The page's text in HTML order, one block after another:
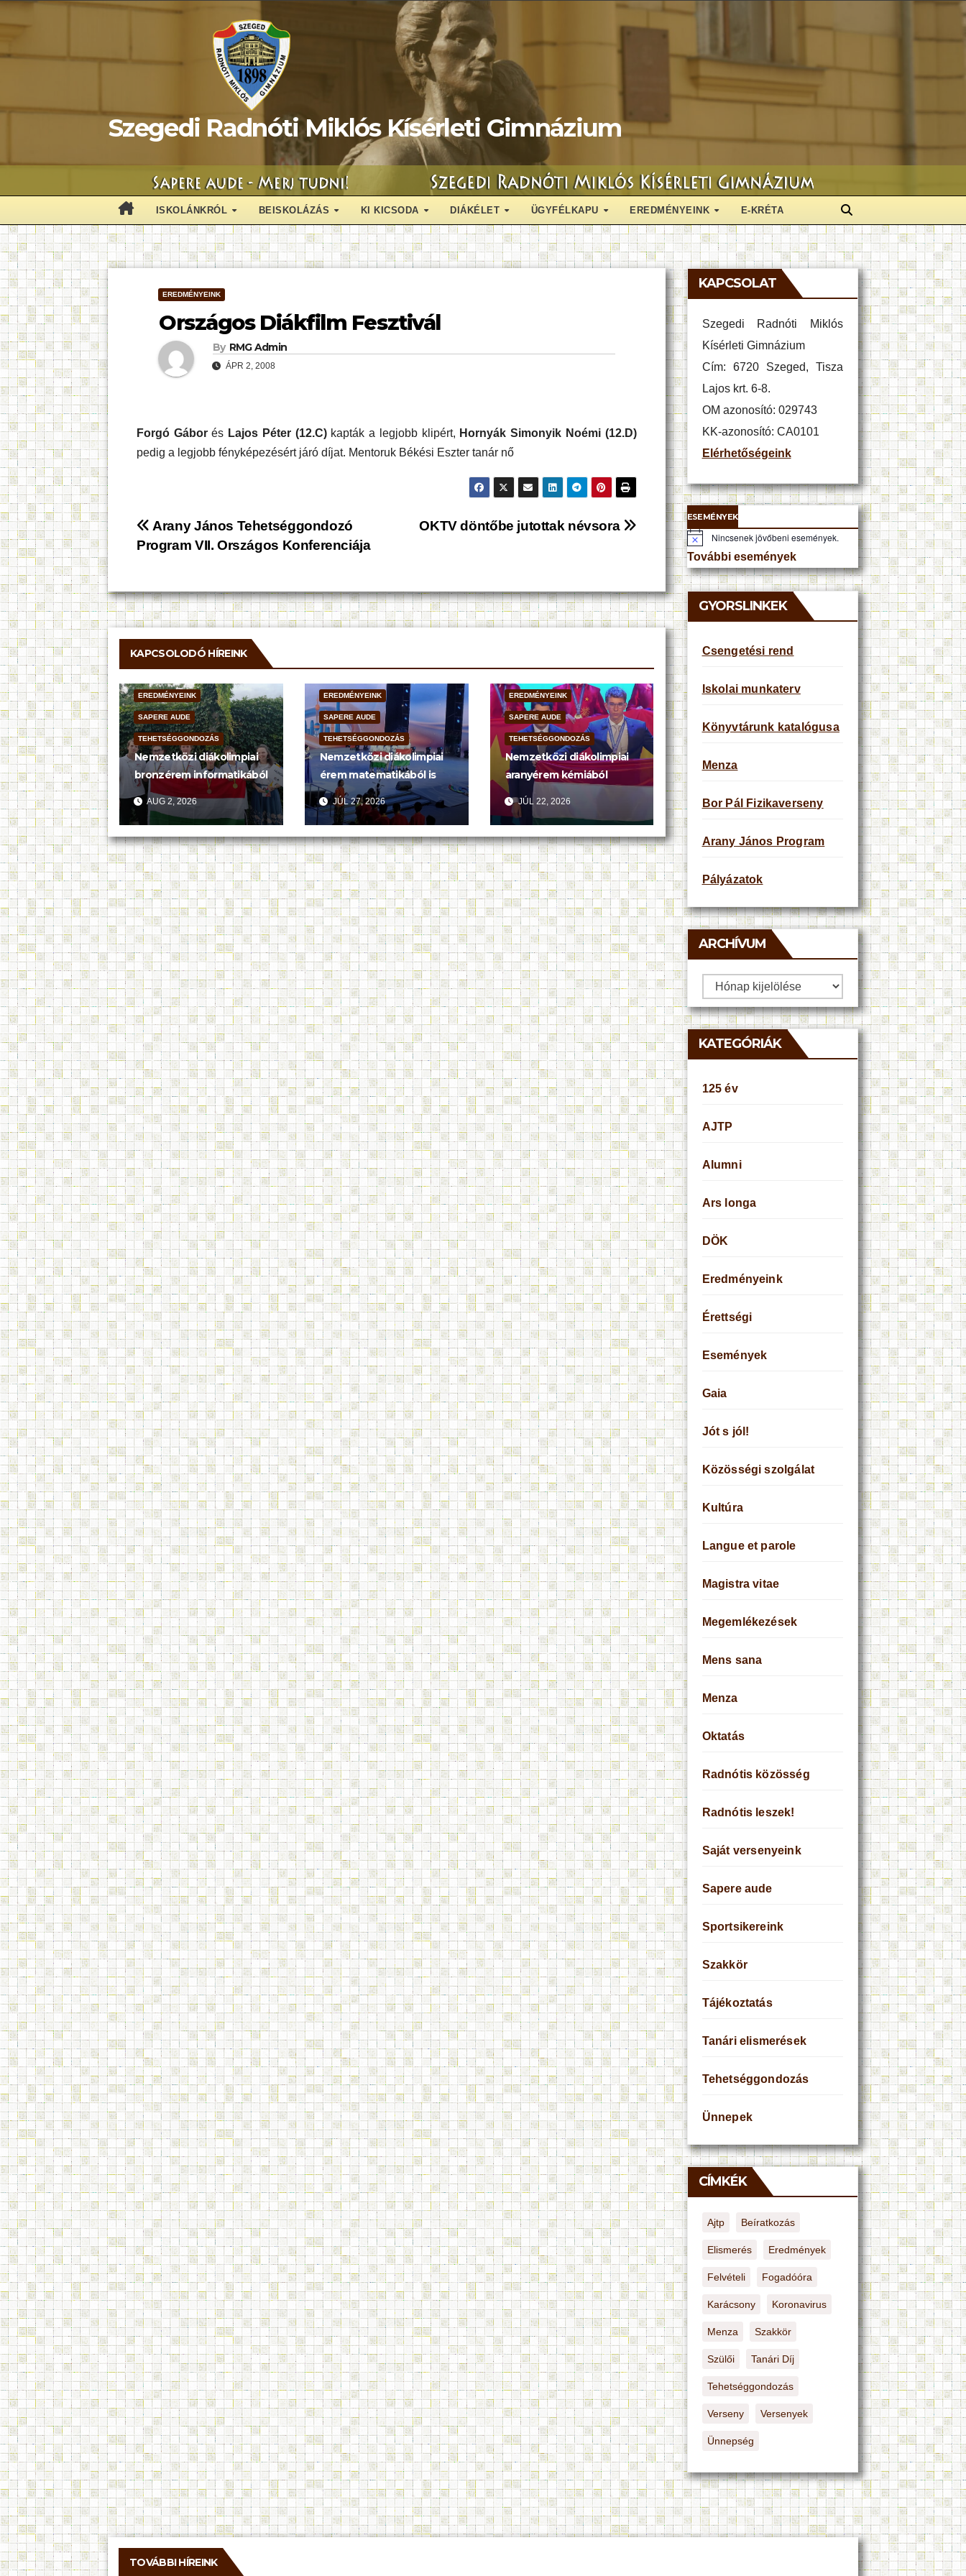
content
Szegedi Radnóti Miklós Kísérleti Gimnázium
ISKOLÁNKRÓL BEISKOLÁZÁS KI KICSODA DIÁKÉLET ÜGYFÉLKAPU EREDMÉNYEINK E-KRÉTA
EREDMÉNYEINK
Országos Diákfilm Fesztivál
By RMG Admin
ÁPR 2, 2008
Forgó Gáborés Lajos Péter (12.C)kapták a legjobb klipért, Hornyák Simonyik Noémi (12.D)
pedig a legjobb fényképezésért járó díjat. Mentoruk Békési Eszter tanár nő
Bejegyzés
navigáció
OKTV döntőbe jutottak névsora
Arany János Tehetséggondozó
Program VII. Országos Konferenciája
KAPCSOLODÓ HÍREINK
EREDMÉNYEINK
SAPERE AUDE
TEHETSÉGGONDOZÁS
Nemzetközi diákolimpiai
bronzérem informatikából
AUG 2, 2026
EREDMÉNYEINK
SAPERE AUDE
TEHETSÉGGONDOZÁS
Nemzetközi diákolimpiai
érem matematikából is
JÚL 27, 2026
EREDMÉNYEINK
SAPERE AUDE
TEHETSÉGGONDOZÁS
Nemzetközi diákolimpiai
aranyérem kémiából
JÚL 22, 2026
KAPCSOLAT
Szegedi Radnóti Miklós
Kísérleti Gimnázium
Cím: 6720 Szeged, Tisza
Lajos krt. 6-8.
OM azonosító: 029743
KK-azonosító: CA0101
Elérhetőségeink
ESEMÉNYEK
N
o
t
i
c
e
Nincsenek jövőbeni események.
További események
GYORSLINKEK
Csengetési rend
Iskolai munkaterv
Könyvtárunk katalógusa
Menza
Bor Pál Fizikaverseny
Arany János Program
Pályázatok
ARCHÍVUM
Archívum
KATEGÓRIÁK
125 év
AJTP
Alumni
Ars longa
DÖK
Eredményeink
Érettségi
Események
Gaia
Jót s jól!
Közösségi szolgálat
Kultúra
Langue et parole
Magistra vitae
Megemlékezések
Mens sana
Menza
Oktatás
Radnótis közösség
Radnótis leszek!
Saját versenyeink
Sapere aude
Sportsikereink
Szakkör
Tájékoztatás
Tanári elismerések
Tehetséggondozás
Ünnepek
CÍMKÉK
Ajtp Beíratkozás
Elismerés Eredmények
Felvételi Fogadóóra
Karácsony Koronavirus
Menza Szakkör
Szülői Tanári Díj
Tehetséggondozás
Verseny Versenyek
Ünnepség
TOVÁBBI HÍREINK